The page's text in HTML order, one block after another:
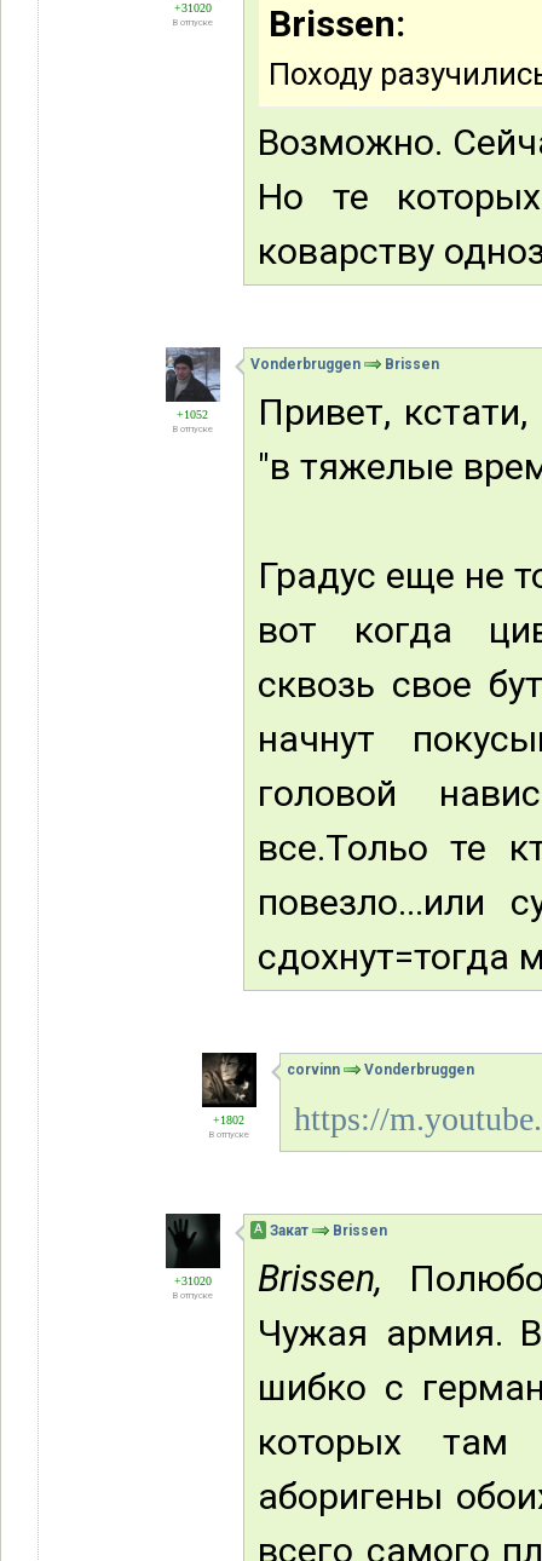
+31020
В отпуске Brissen:
Походу
Возможно.
Но те
коварству
+1052
В отпуске
Vonderbruggen Brissen
Привет,
"в тяжелые
Градус еще не
вот когда
сквозь свое
начнут
головой
все.Тольо те
повезло...или
сдохнут=тогда
+1802
В отпуске
corvinn Vonderbruggen
https://
+31020
В отпуске
А Закат Brissen
Brissen,
Чужая армия.
шибко с
которых там
аборигены
всего самого